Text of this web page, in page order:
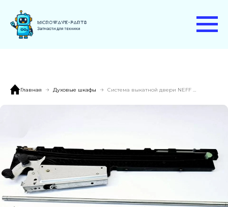
Главная Духовые шкафы